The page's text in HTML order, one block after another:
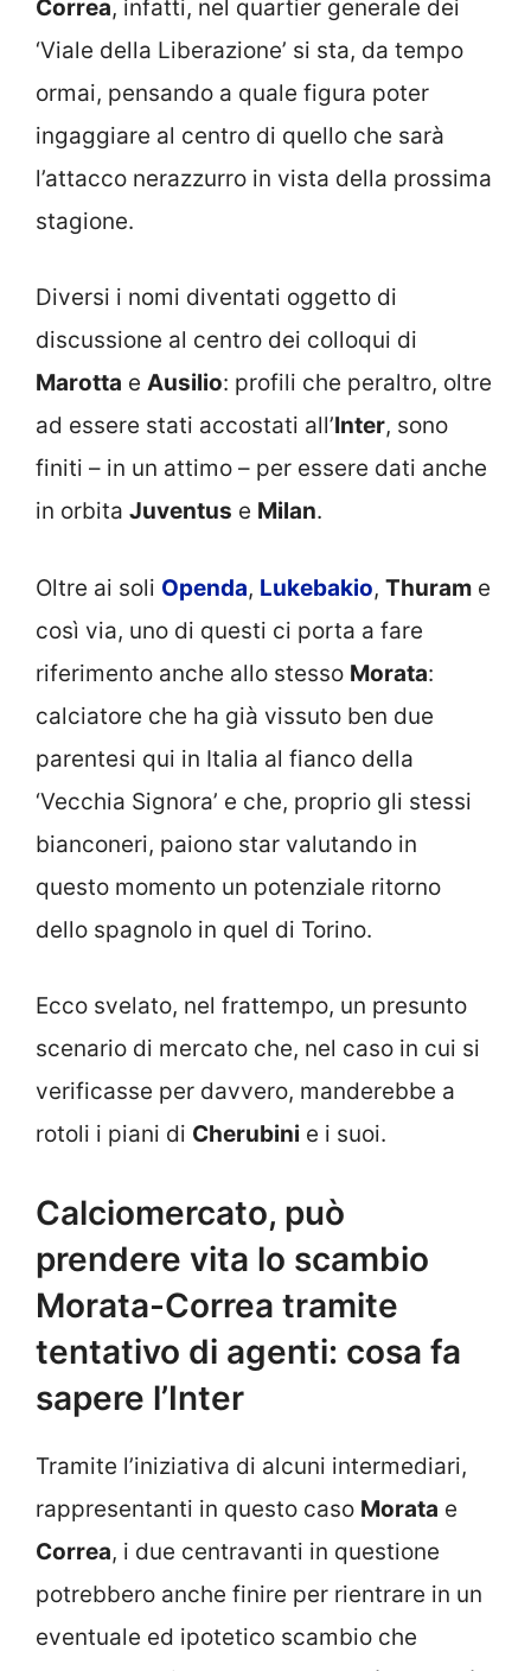
Correa, infatti, nel quartier generale dei
‘Viale della Liberazione’ si sta, da tempo
ormai, pensando a quale figura poter
ingaggiare al centro di quello che sarà
l’attacco nerazzurro in vista della prossima
stagione.
Diversi i nomi diventati oggetto di
discussione al centro dei colloqui di
Marotta e Ausilio: profili che peraltro, oltre
ad essere stati accostati all’Inter, sono
finiti – in un attimo – per essere dati anche
in orbita Juventus e Milan.
Oltre ai soli Openda, Lukebakio, Thuram e
così via, uno di questi ci porta a fare
riferimento anche allo stesso Morata:
calciatore che ha già vissuto ben due
parentesi qui in Italia al fianco della
‘Vecchia Signora’ e che, proprio gli stessi
bianconeri, paiono star valutando in
questo momento un potenziale ritorno
dello spagnolo in quel di Torino.
Ecco svelato, nel frattempo, un presunto
scenario di mercato che, nel caso in cui si
verificasse per davvero, manderebbe a
rotoli i piani di Cherubini e i suoi.
Calciomercato, può
prendere vita lo scambio
Morata-Correa tramite
tentativo di agenti: cosa fa
sapere l’Inter
Tramite l’iniziativa di alcuni intermediari,
rappresentanti in questo caso Morata e
Correa, i due centravanti in questione
potrebbero anche finire per rientrare in un
eventuale ed ipotetico scambio che